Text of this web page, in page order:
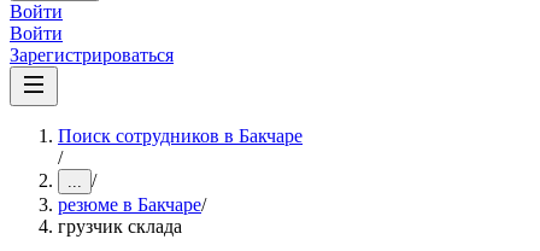
Войти
Войти
Зарегистрироваться
Поиск сотрудников в Бакчаре
/
... /
резюме в Бакчаре/
грузчик склада